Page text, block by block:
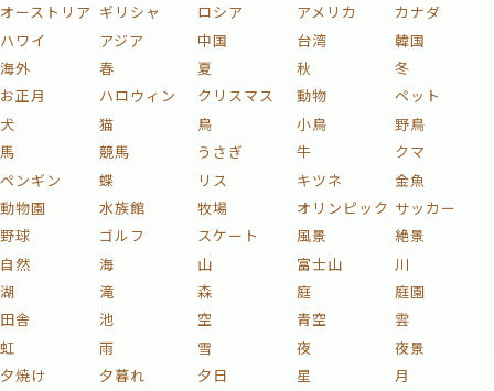
オーストリア ギリシャ ロシア アメリカ
カナダ
ハワイ
アジア 中国 台湾
韓国
海外
春 夏 秋
冬
お正月
ハロウィン クリスマス 動物
ペット
犬
猫 鳥 小鳥
野鳥
馬
競馬 うさぎ 牛
クマ
ペンギン
蝶 リス キツネ
金魚
動物園
水族館 牧場 オリンピック サッカー
野球
ゴルフ スケート 風景
絶景
自然
海 山 富士山
川
湖
滝 森 庭
庭園
田舎
池 空 青空
雲
虹
雨 雪 夜
夜景
夕焼け
夕暮れ 夕日 星
月